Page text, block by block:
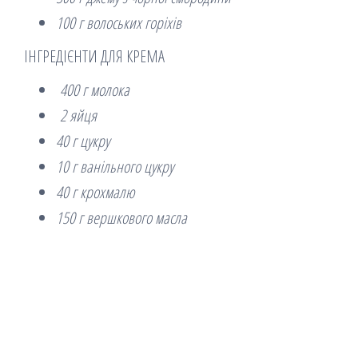
100 г волоських горіхів
ІНГРЕДІЄНТИ ДЛЯ КРЕМА
400 г молока
2 яйця
40 г цукру
10 г ванільного цукру
40 г крохмалю
150 г вершкового масла